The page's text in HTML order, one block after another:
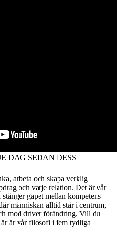
DAG SEDAN DESS
arbeta och skapa verklig
och varje relation. Det är vår
gapet mellan kompetens
människan alltid står i centrum,
mod driver förändring. Vill du
är vår filosofi i fem tydliga